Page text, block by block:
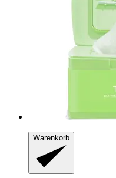
Warenkorb